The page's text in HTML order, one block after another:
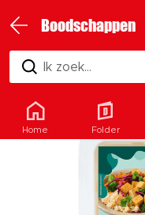
Boodschappen
Ik zoek...
Home Folder